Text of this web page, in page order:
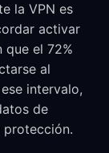
la VPN es
activar
que el 72%
al
intervalo,
de
protección.